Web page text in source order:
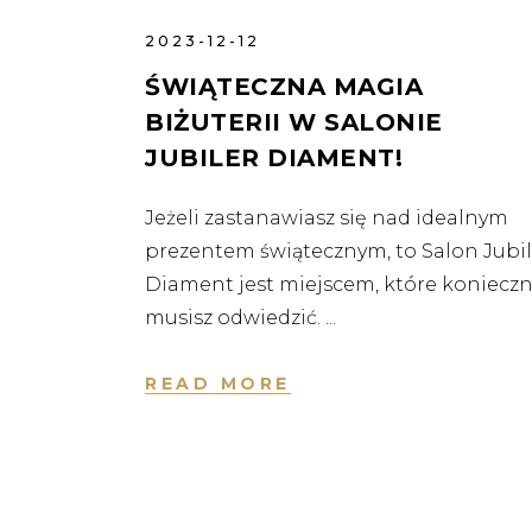
2023-12-12
ŚWIĄTECZNA MAGIA
BIŻUTERII W SALONIE
JUBILER DIAMENT!
Jeżeli zastanawiasz się nad idealnym
prezentem świątecznym, to Salon
Diament jest miejscem, które
musisz odwiedzić.
READ MORE